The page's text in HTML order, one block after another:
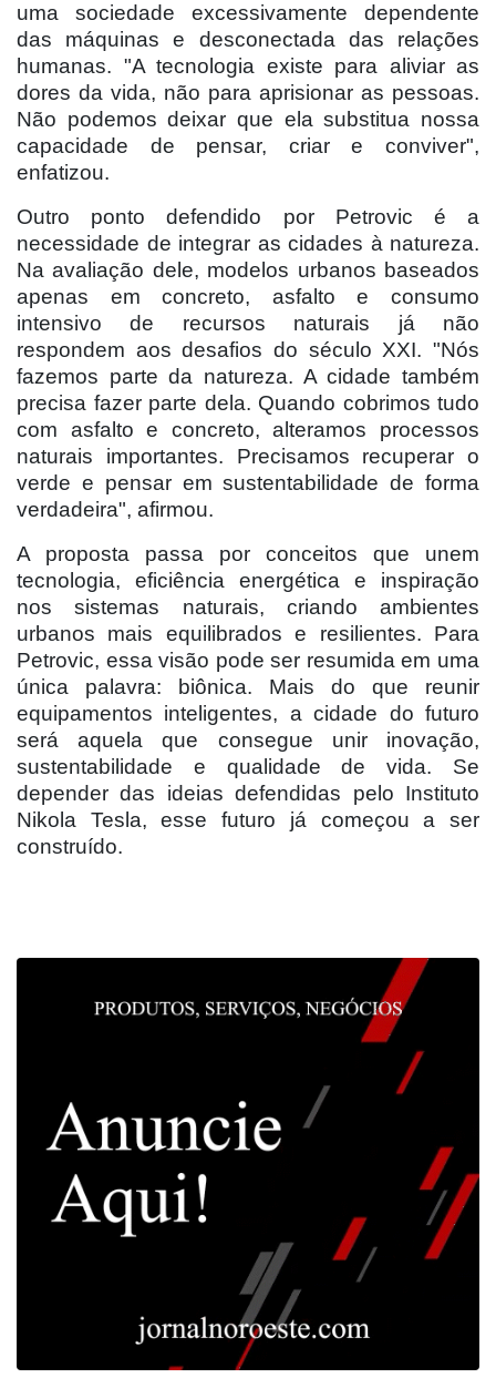
uma sociedade excessivamente dependente
das máquinas e desconectada das relações
humanas. "A tecnologia existe para aliviar as
dores da vida, não para aprisionar as pessoas.
Não podemos deixar que ela substitua nossa
capacidade de pensar, criar e conviver",
enfatizou.
Outro ponto defendido por Petrovic é a
necessidade de integrar as cidades à natureza.
Na avaliação dele, modelos urbanos baseados
apenas em concreto, asfalto e consumo
intensivo de recursos naturais já não
respondem aos desafios do século XXI. "Nós
fazemos parte da natureza. A cidade também
precisa fazer parte dela. Quando cobrimos tudo
com asfalto e concreto, alteramos processos
naturais importantes. Precisamos recuperar o
verde e pensar em sustentabilidade de forma
verdadeira", afirmou.
A proposta passa por conceitos que unem
tecnologia, eficiência energética e inspiração
nos sistemas naturais, criando ambientes
urbanos mais equilibrados e resilientes. Para
Petrovic, essa visão pode ser resumida em uma
única palavra: biônica. Mais do que reunir
equipamentos inteligentes, a cidade do futuro
será aquela que consegue unir inovação,
sustentabilidade e qualidade de vida. Se
depender das ideias defendidas pelo Instituto
Nikola Tesla, esse futuro já começou a ser
construído.